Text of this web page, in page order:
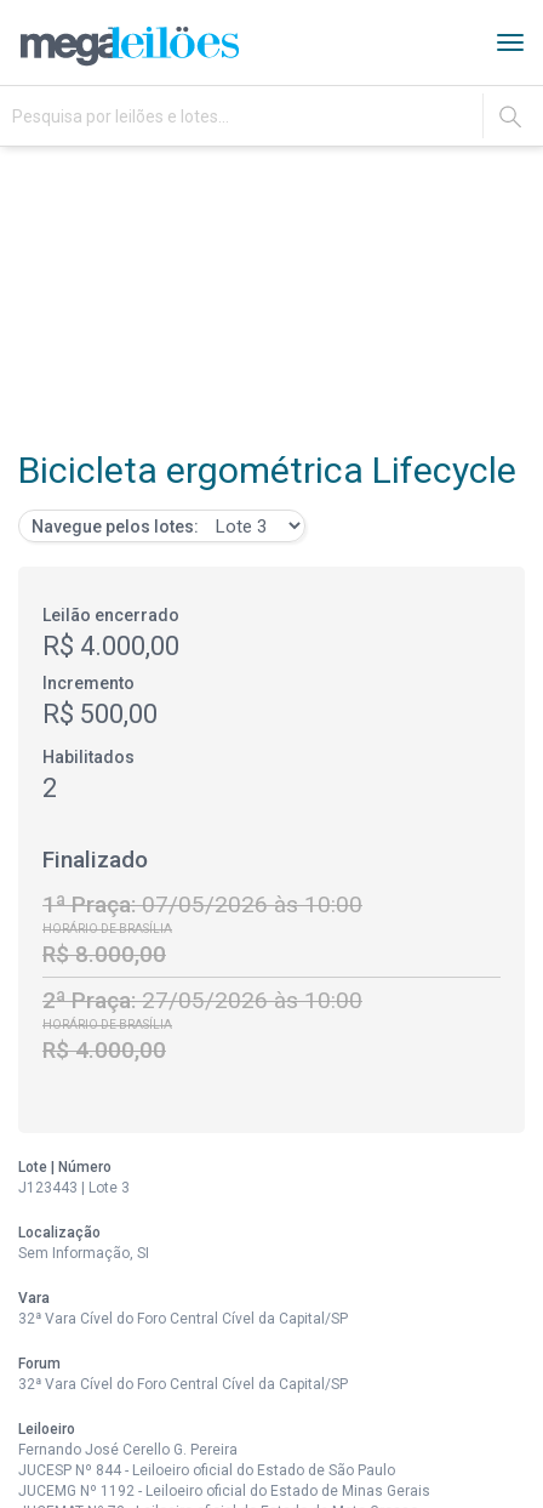
IR
Bicicleta ergométrica Lifecycle
Navegue pelos lotes:
Leilão encerrado
R$ 4.000,00
Incremento
R$ 500,00
Habilitados
2
Finalizado
1ª Praça:07/05/2026 às 10:00
HORÁRIO DE BRASÍLIA
R$ 8.000,00
2ª Praça:27/05/2026 às 10:00
HORÁRIO DE BRASÍLIA
R$ 4.000,00
Lote | Número
J123443 | Lote 3
Localização
Sem Informação, SI
Vara
32ª Vara Cível do Foro Central Cível da Capital/SP
Forum
32ª Vara Cível do Foro Central Cível da Capital/SP
Leiloeiro
Fernando José Cerello G. Pereira
JUCESP Nº 844 - Leiloeiro oficial do Estado de São Paulo
JUCEMG Nº 1192 - Leiloeiro oficial do Estado de Minas Gerais